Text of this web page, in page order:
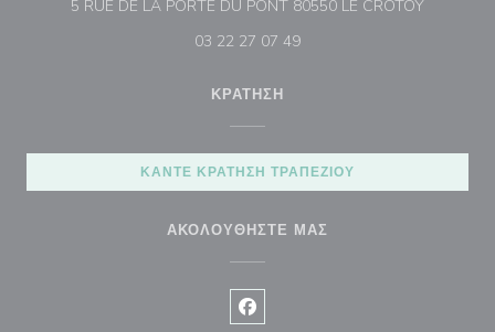
5 RUE DE LA PORTE DU PONT 80550 LE CROTOY((ανοίγει
03 22 27 07 49
ΚΡΆΤΗΣΗ
ΚΆΝΤΕ ΚΡΆΤΗΣΗ ΤΡΑΠΕΖΙΟΎ
ΑΚΟΛΟΥΘΉΣΤΕ ΜΑΣ
Facebook ((ανοίγει σε νέο